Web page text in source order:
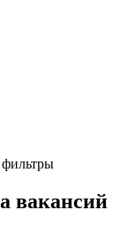
вакансий